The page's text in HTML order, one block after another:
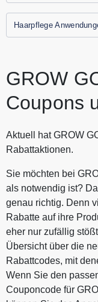
Rabattaktionen von
auf Gutscheine.codes
Haarpflege
GROW
Coupons
Aktuell hat GROW
Rabattaktionen.
Sie möchten bei
als notwendig ist?
genau richtig. Denn
Rabatte auf ihre
eher nur zufällig
Übersicht über die
Rabattcodes, mit
Wenn Sie den
Couponcode für